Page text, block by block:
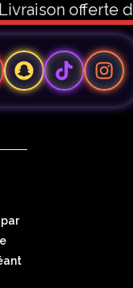
offerte dès